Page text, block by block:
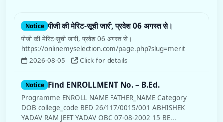
Notice पीजी की मेरिट-सूची जारी, प्रवेश 06 अगस्त से।
पीजी की मेरिट-सूची जारी, प्रवेश 06 अगस्त से।
https://onlinemyselection.com/page.php?slug=merit
2026-08-05
Click for details
Notice Find ENROLLMENT No. – B.Ed.
Programme ENROLL NAME FATHER_NAME Category
DOB college_code BED 26/117/0015/001 ABHISHEK
YADAV RAM JEET YADAV OBC 07-08-2002 15 BE...